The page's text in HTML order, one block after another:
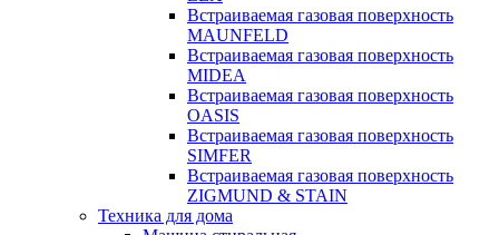
Встраиваемая газовая поверхность
MAUNFELD
Встраиваемая газовая поверхность
MIDEA
Встраиваемая газовая поверхность
OASIS
Встраиваемая газовая поверхность
SIMFER
Встраиваемая газовая поверхность
ZIGMUND & STAIN
Техника для дома